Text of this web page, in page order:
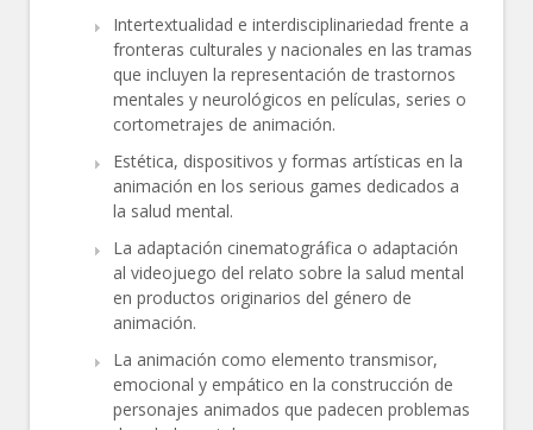
Intertextualidad e interdisciplinariedad frente a
fronteras culturales y nacionales en las tramas
que incluyen la representación de trastornos
mentales y neurológicos en películas, series o
cortometrajes de animación.
Estética, dispositivos y formas artísticas en la
animación en los serious games dedicados a
la salud mental.
La adaptación cinematográfica o adaptación
al videojuego del relato sobre la salud mental
en productos originarios del género de
animación.
La animación como elemento transmisor,
emocional y empático en la construcción de
personajes animados que padecen problemas